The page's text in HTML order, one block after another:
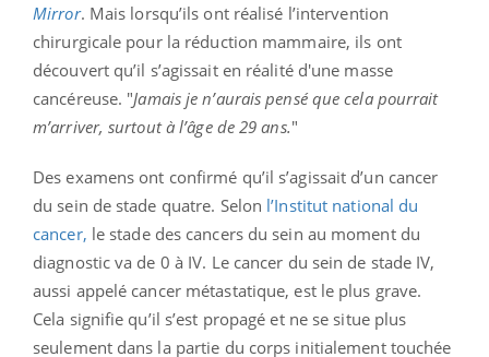
Mirror. Mais lorsqu’ils ont réalisé l’intervention
chirurgicale pour la réduction mammaire, ils ont
découvert qu’il s’agissait en réalité d'une masse
cancéreuse. "Jamais je n’aurais pensé que cela pourrait
m’arriver, surtout à l’âge de 29 ans."
Des examens ont confirmé qu’il s’agissait d’un cancer
du sein de stade quatre. Selon l’Institut national du
cancer, le stade des cancers du sein au moment du
diagnostic va de 0 à IV. Le cancer du sein de stade IV,
aussi appelé cancer métastatique, est le plus grave.
Cela signifie qu’il s’est propagé et ne se situe plus
seulement dans la partie du corps initialement touchée